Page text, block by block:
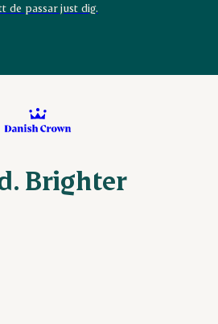
de passar just dig.
Brighter
som är journalist